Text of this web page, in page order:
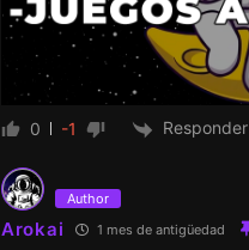
0 -1 Responder
Author
Arokai 1 mes de antigüedad